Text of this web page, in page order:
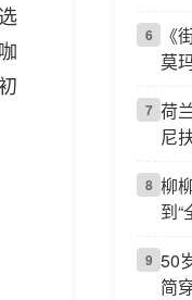
6
《
莫
7 荷
尼
8 柳
到“
9 50
简